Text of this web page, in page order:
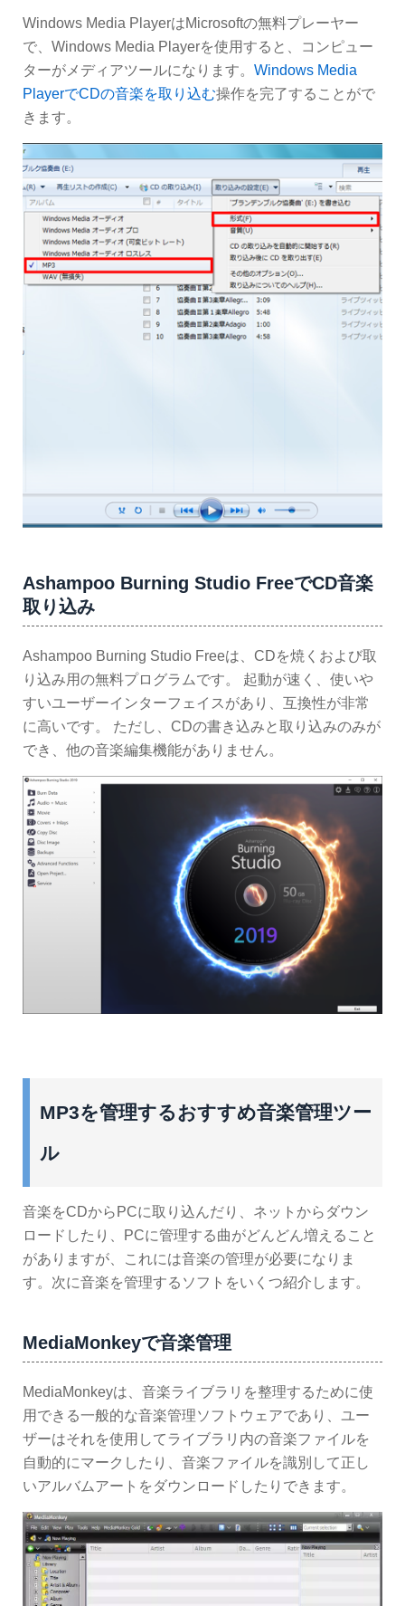
Windows Media PlayerはMicrosoftの無料プレーヤー
で、Windows Media Playerを使用すると、コンピュー
ターがメディアツールになります。 Windows Media
PlayerでCDの音楽を取り込む操作を完了することがで
きます。
Ashampoo Burning Studio FreeでCD音楽
取り込み
Ashampoo Burning Studio Freeは、CDを焼くおよび取
り込み用の無料プログラムです。 起動が速く、使いや
すいユーザーインターフェイスがあり、互換性が非常
に高いです。 ただし、CDの書き込みと取り込みのみが
でき、他の音楽編集機能がありません。
MP3を管理するおすすめ音楽管理ツー
ル
音楽をCDからPCに取り込んだり、ネットからダウン
ロードしたり、PCに管理する曲がどんどん増えること
がありますが、これには音楽の管理が必要になりま
す。次に音楽を管理するソフトをいくつ紹介します。
MediaMonkeyで音楽管理
MediaMonkeyは、音楽ライブラリを整理するために使
用できる一般的な音楽管理ソフトウェアであり、ユー
ザーはそれを使用してライブラリ内の音楽ファイルを
自動的にマークしたり、音楽ファイルを識別して正し
いアルバムアートをダウンロードしたりできます。